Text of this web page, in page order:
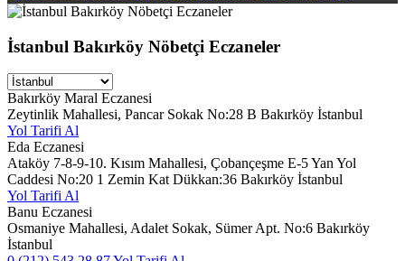
İstanbul Bakırköy Nöbetçi Eczaneler
Bakırköy Maral Eczanesi
Zeytinlik Mahallesi, Pancar Sokak No:28 B Bakırköy İstanbul
Yol Tarifi Al
Eda Eczanesi
Ataköy 7-8-9-10. Kısım Mahallesi, Çobançeşme E-5 Yan Yol
Caddesi No:20 1 Zemin Kat Dükkan:36 Bakırköy İstanbul
Yol Tarifi Al
Banu Eczanesi
Osmaniye Mahallesi, Adalet Sokak, Sümer Apt. No:6 Bakırköy
İstanbul